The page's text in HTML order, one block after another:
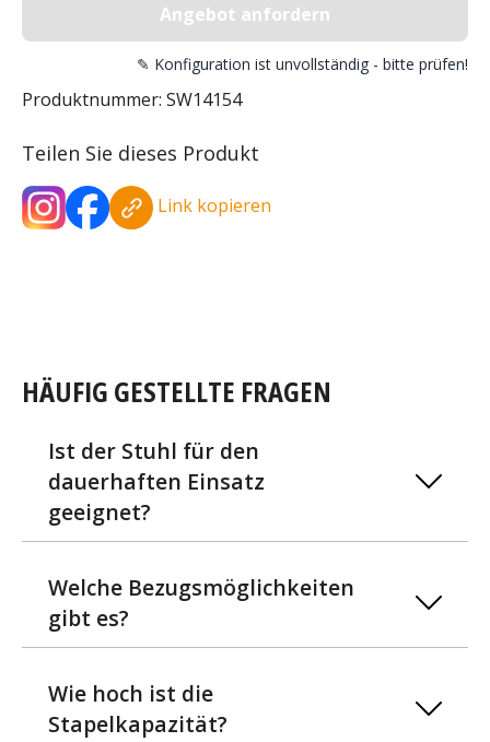
Angebot anfordern
✎ Konfiguration ist unvollständig - bitte prüfen!
Produktnummer: SW14154
Teilen Sie dieses Produkt
Link kopieren
HÄUFIG GESTELLTE FRAGEN
Ist der Stuhl für den
dauerhaften Einsatz
geeignet?
Welche Bezugsmöglichkeiten
gibt es?
Wie hoch ist die
Stapelkapazität?